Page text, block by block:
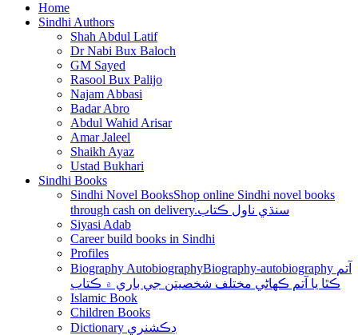
Home
Sindhi Authors
Shah Abdul Latif
Dr Nabi Bux Baloch
GM Sayed
Rasool Bux Palijo
Najam Abbasi
Badar Abro
Abdul Wahid Arisar
Amar Jaleel
Shaikh Ayaz
Ustad Bukhari
Sindhi Books
Sindhi Novel BooksShop online Sindhi novel books
through cash on delivery.سنڌي ناول ڪتاب
Siyasi Adab
Career build books in Sindhi
Profiles
Biography AutobiographyBiography-autobiography آتم
ڪٿا يا آتم ڪھاڻي مختلف شخصيتن جي باري ۾ ڪتاب
Islamic Book
Children Books
Dictionary ڊڪشنري